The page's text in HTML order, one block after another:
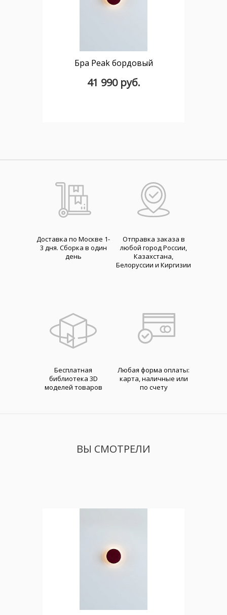
Бра Peak бордовый
41 990 руб.
Доставка по Москве 1-
3 дня. Cборка в один
день
Отправка заказа в
любой город России,
Казахстана,
Белоруссии и Киргизии
Бесплатная
библиотека 3D
моделей товаров
Любая форма оплаты:
карта, наличные или
по счету
ВЫ СМОТРЕЛИ